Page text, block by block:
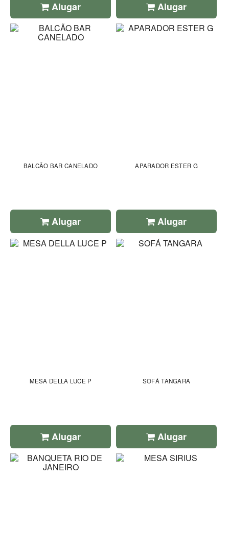
Alugar Alugar
BALCÃO BAR CANELADO
Alugar
APARADOR ESTER G
Alugar
MESA DELLA LUCE P
Alugar
SOFÁ TANGARA
Alugar